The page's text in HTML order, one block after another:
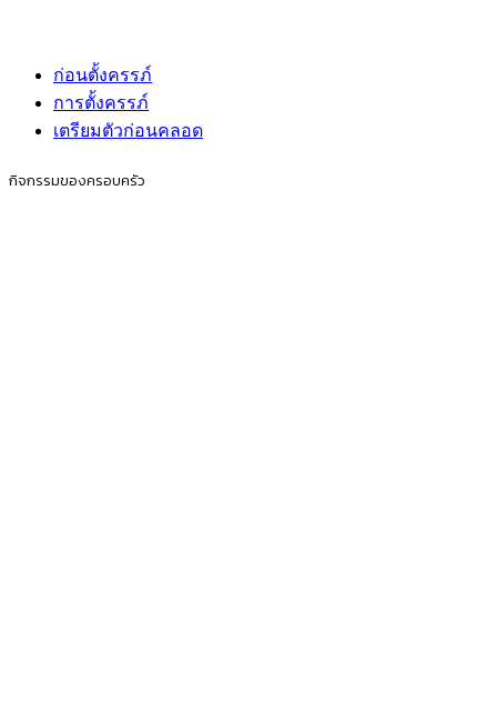
ก่อนตั้งครรภ์
การตั้งครรภ์
เตรียมตัวก่อนคลอด
กิจกรรมของครอบครัว